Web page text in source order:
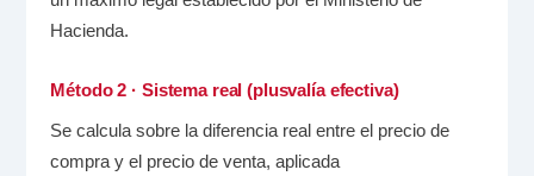
Hacienda.
Método 2 · Sistema real (plusvalía efectiva)
Se calcula sobre la diferencia real entre el precio de
compra y el precio de venta, aplicada